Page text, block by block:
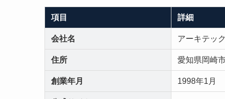
項目 詳細
会社名 アーキテッ
住所 愛知県岡崎
創業年月 1998年1月